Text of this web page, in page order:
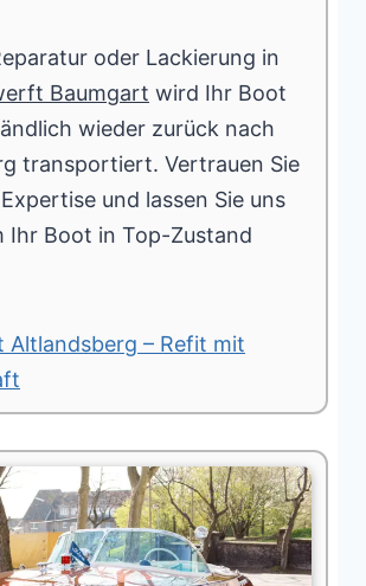
oder Lackierung in
Baumgart wird Ihr Boot
wieder zurück nach
transportiert. Vertrauen Sie
und lassen Sie uns
Ihr Boot in Top-Zustand
– Refit mit